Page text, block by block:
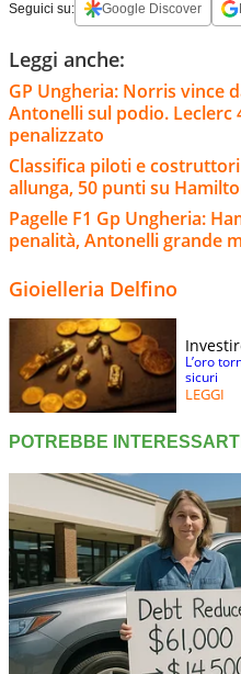
Seguici su: Google Discover
Leggi anche:
GP Ungheria: Norris vince
Antonelli sul podio. Leclerc
penalizzato
Classifica piloti e
allunga, 50 punti su
Pagelle F1 Gp Ungheria:
penalità, Antonelli grande
Gioielleria Delfino
L’oro
sicuri
LEGGI